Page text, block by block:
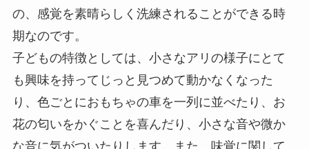
の、感覚を素晴らしく洗練されることができる時
期なのです。
子どもの特徴としては、小さなアリの様子にとて
も興味を持ってじっと見つめて動かなくなった
り、色ごとにおもちゃの車を一列に並べたり、お
花の匂いをかぐことを喜んだり、小さな音や微か